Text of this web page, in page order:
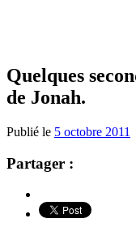
Quelques
de Jonah.
Publié le 5 octobre 2011
Partager :